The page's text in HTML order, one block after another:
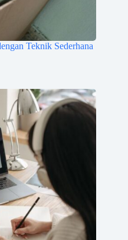
Teknik Sederhana